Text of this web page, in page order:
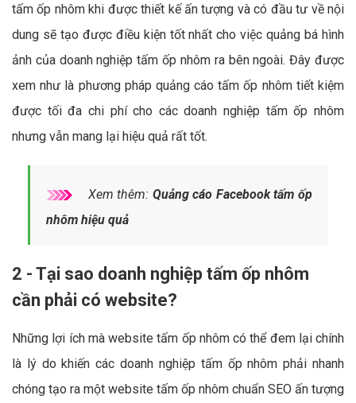
tấm ốp nhôm khi được thiết kế ấn tượng và có đầu tư về nội
dung sẽ tạo được điều kiện tốt nhất cho việc quảng bá hình
ảnh của doanh nghiệp tấm ốp nhôm ra bên ngoài. Đây được
xem như là phương pháp quảng cáo tấm ốp nhôm tiết kiệm
được tối đa chi phí cho các doanh nghiệp tấm ốp nhôm
nhưng vẫn mang lại hiệu quả rất tốt.
Xem thêm: Quảng cáo Facebook tấm ốp
nhôm hiệu quả
2 - Tại sao doanh nghiệp tấm ốp nhôm
cần phải có website?
Những lợi ích mà website tấm ốp nhôm có thể đem lại chính
là lý do khiến các doanh nghiệp tấm ốp nhôm phải nhanh
chóng tạo ra một website tấm ốp nhôm chuẩn SEO ấn tượng